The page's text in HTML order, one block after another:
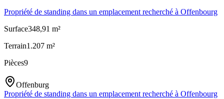
Propriété de standing dans un emplacement recherché à Offenbourg
Surface348,91 m²
Terrain1.207 m²
Pièces9
Offenburg
Propriété de standing dans un emplacement recherché à Offenbourg